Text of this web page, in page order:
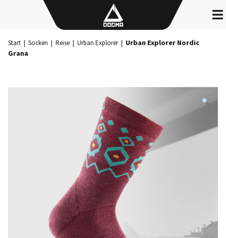
Start | Socken | Reise | Urban Explorer| Urban Explorer Nordic
Grana